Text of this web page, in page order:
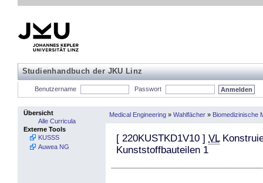
Studienhandbuch der JKU Linz
Benutzername Passwort
Übersicht
Alle Curricula
Externe Tools
KUSSS
Auwea NG
Medical Engineering » Wahlfächer » Biomedizinische
[ 220KUSTKD1V10 ] VL
Kunststoffbauteilen 1